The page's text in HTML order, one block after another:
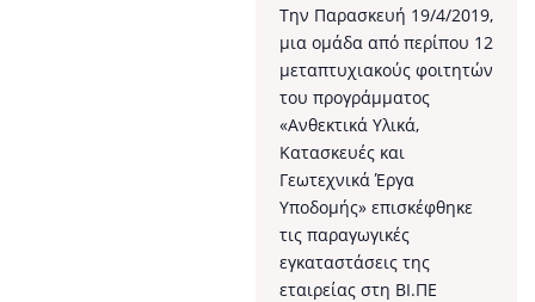
Την Παρασκευή 19/4/2019,
μια ομάδα από περίπου 12
μεταπτυχιακούς φοιτητών
του προγράμματος
«Ανθεκτικά Υλικά,
Κατασκευές και
Γεωτεχνικά Έργα
Υποδομής» επισκέφθηκε
τις παραγωγικές
εγκαταστάσεις της
εταιρείας στη ΒΙ.ΠΕ